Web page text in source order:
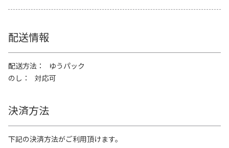
配送情報
配送方法
ゆうパック
のし
対応可
決済方法
下記の決済方法がご利用頂けます。